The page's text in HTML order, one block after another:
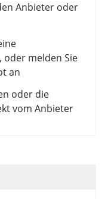
Anbieter oder
melden Sie
an
oder die
vom Anbieter